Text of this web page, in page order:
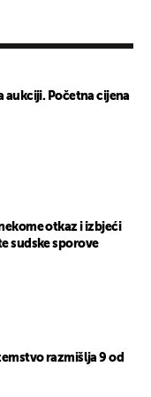
aukciji. Početna cijena
otkaz i izbjeći
sudske sporove
razmišlja 9 od